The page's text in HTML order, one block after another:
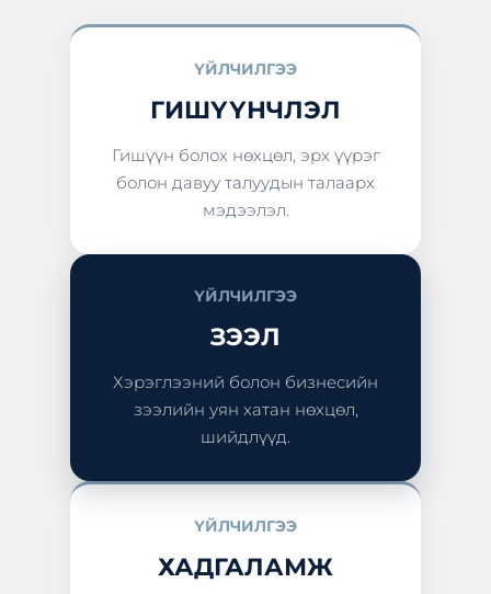
ҮЙЛЧИЛГЭЭ
ГИШҮҮНЧЛЭЛ
Гишүүн болох нөхцөл, эрх үүрэг
болон давуу талуудын талаарх
мэдээлэл.
ҮЙЛЧИЛГЭЭ
ЗЭЭЛ
Хэрэглээний болон бизнесийн
зээлийн уян хатан нөхцөл,
шийдлүүд.
ҮЙЛЧИЛГЭЭ
ХАДГАЛАМЖ